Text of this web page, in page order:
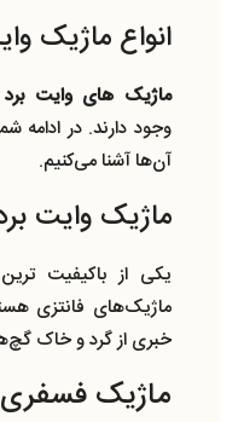
انواع ماژیک
ماژیک‌ های وایت برد
وجود دارند. در ادامه
آن‌ها آشنا می‌کنیم.‌
ماژیک وایت
یکی از باکیفیت
ماژیک‌های فانتزی
خبری از گرد و خاک
ماژیک فسفری